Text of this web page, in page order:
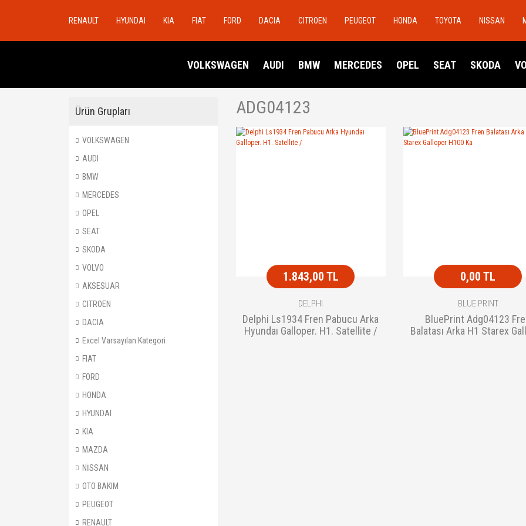
RENAULT HYUNDAI KIA FIAT FORD DACIA CITROEN PEUGEOT HONDA TOYOTA NISSAN
VOLKSWAGEN AUDI BMW MERCEDES OPEL SEAT SKODA
Ürün Grupları
VOLKSWAGEN
AUDI
BMW
MERCEDES
OPEL
SEAT
SKODA
VOLVO
AKSESUAR
CITROEN
DACIA
Excel Varsayılan Kategori
FIAT
FORD
HONDA
HYUNDAI
KIA
MAZDA
NİSSAN
OTO BAKIM
PEUGEOT
RENAULT
ADG04123
1.843,00 TL
DELPHI
Delphi Ls1934 Fren Pabucu Arka
Hyundaı Galloper. H1. Satellite /
0,00 TL
BLUE PRINT
BluePrint Adg04123
Balatası Arka H1 Starex